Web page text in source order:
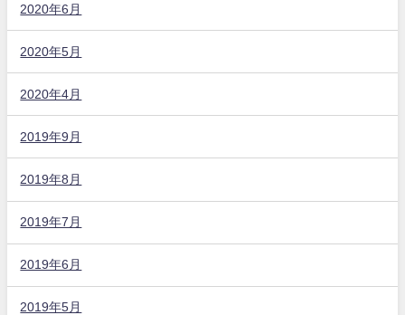
2020年6月
2020年5月
2020年4月
2019年9月
2019年8月
2019年7月
2019年6月
2019年5月